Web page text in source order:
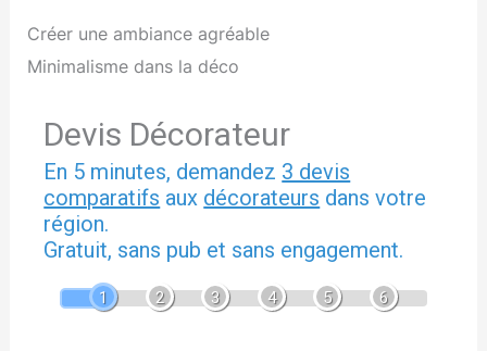
Créer une ambiance agréable
Minimalisme dans la déco
Devis Décorateur
En 5 minutes, demandez 3 devis
comparatifs aux décorateurs dans votre
région.
Gratuit, sans pub et sans engagement.
1 2 3 4 5 6